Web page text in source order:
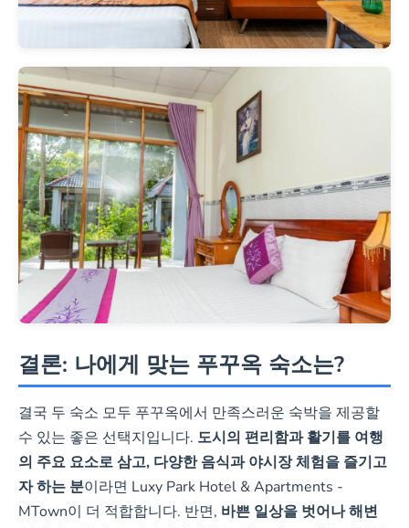
주요 리뷰 포인트
:
위치 최고,
직원 친절
장
점
조식 맛있음,
원 친절
점:치(소음)
예약 전 확인
("Mtown Hotel &
Residence")으로
교통 수단 이용.
공식 페이
지에서 정
확한 정보
확인하기
방갈로 객실 희망 시 미리 요청.
체크인 전날 숙소에 반드시 연
락.
결론: 나에게 맞는 푸꾸옥 숙소는?
결국 두 숙소 모두 푸꾸옥에서 만족스러운 숙박을 제공할
수 있는 좋은 선택지입니다. 도시의 편리함과 활기를 여행
의 주요 요소로 삼고, 다양한 음식과 야시장 체험을 즐기고
자 하는 분이라면 Luxy Park Hotel & Apartments -
MTown이 더 적합합니다. 반면, 바쁜 일상을 벗어나 해변